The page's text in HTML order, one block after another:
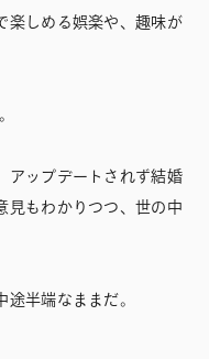
楽しめる娯楽や、趣味が
アップデートされず結婚
見もわかりつつ、世の中
半端なままだ。